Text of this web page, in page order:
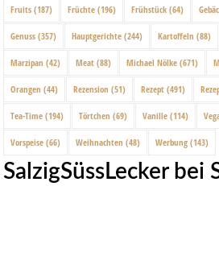
Fruits (187) Früchte (196) Frühstück (64)
Genuss (357) Hauptgerichte (244) Kartoffeln (88)
Marzipan (42) Meat (88) Michael Nölke (671)
Orangen (44) Rezension (51) Rezept (491)
Tea-Time (194) Törtchen (69) Vanille (114)
Vorspeise (66) Weihnachten (48) Werbung (143)
SalzigSüssLecker bei